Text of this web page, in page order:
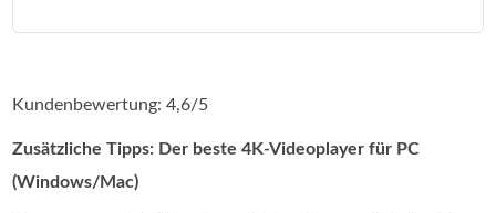
Kundenbewertung: 4,6/5
Zusätzliche Tipps: Der beste 4K-Videoplayer für PC
(Windows/Mac)